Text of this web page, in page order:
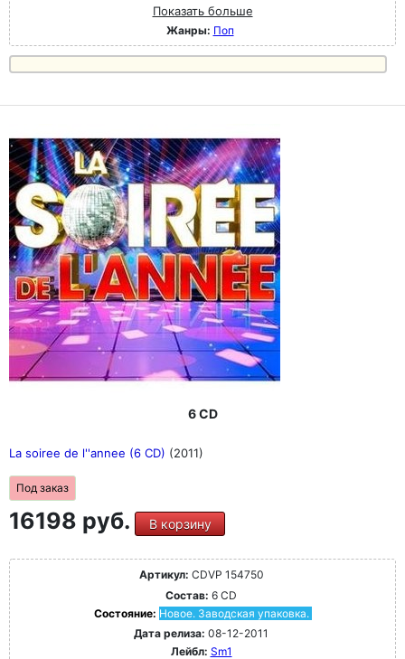
Показать больше
Жанры: Поп
6 CD
La soiree de l''annee (6 CD) (2011)
Под заказ
16198 руб. В корзину
Артикул: CDVP 154750
Состав: 6 CD
Состояние: Новое. Заводская упаковка.
Дата релиза: 08-12-2011
Лейбл: Sm1